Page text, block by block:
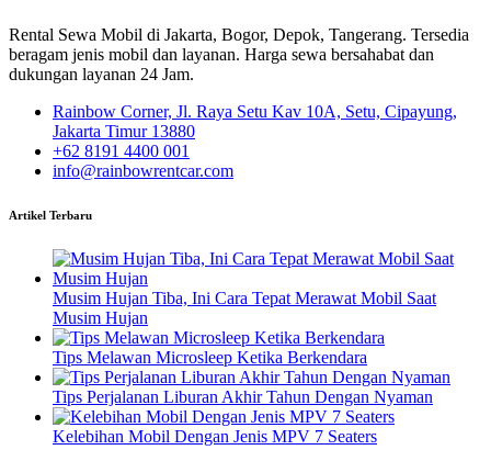
Rental Sewa Mobil di Jakarta, Bogor, Depok, Tangerang. Tersedia
beragam jenis mobil dan layanan. Harga sewa bersahabat dan
dukungan layanan 24 Jam.
Rainbow Corner, Jl. Raya Setu Kav 10A, Setu, Cipayung,
Jakarta Timur 13880
+62 8191 4400 001
info@rainbowrentcar.com
Artikel Terbaru
Musim Hujan Tiba, Ini Cara Tepat Merawat Mobil Saat
Musim Hujan
Tips Melawan Microsleep Ketika Berkendara
Tips Perjalanan Liburan Akhir Tahun Dengan Nyaman
Kelebihan Mobil Dengan Jenis MPV 7 Seaters